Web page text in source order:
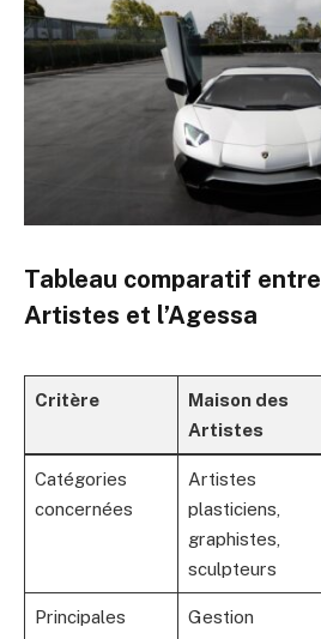
Tableau comparatif
Artistes et l’Agessa
Critère
Maison des
Artistes
Catégories
concernées
Artistes
plasticiens,
graphistes,
sculpteurs
Principales
Gestion